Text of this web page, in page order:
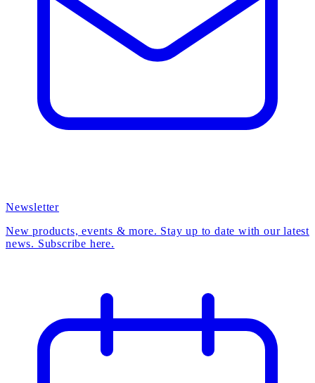
Newsletter
New products, events & more. Stay up to date with our latest
news. Subscribe here.